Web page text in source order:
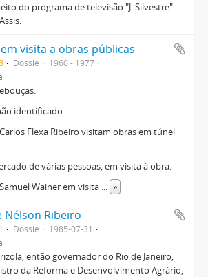
do programa de televisão "J. Silvestre"
visita a obras públicas
Dossiê
1960 - 1977
identificado.
Flexa Ribeiro visitam obras em túnel
de várias pessoas, em visita à obra.
Wainer em visita ... »
Nélson Ribeiro
Dossiê
1985-07-31
então governador do Rio de Janeiro,
da Reforma e Desenvolvimento Agrário,